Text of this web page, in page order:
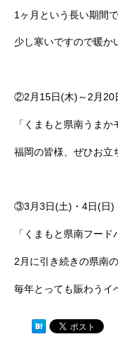
1ヶ月という長い期間
少し寒いですので暖か
②2月15日(木)～2月20
「くまもと県南うま
福岡の皆様、ぜひお立
③3月3日(土)・4日(日)
「くまもと県南フード
2月に引き続きの県南
毎年とっても賑わうイ